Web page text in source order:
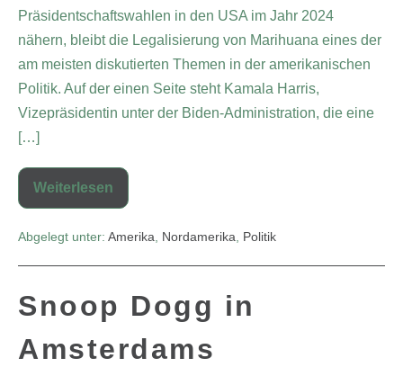
Präsidentschaftswahlen in den USA im Jahr 2024
nähern, bleibt die Legalisierung von Marihuana eines der
am meisten diskutierten Themen in der amerikanischen
Politik. Auf der einen Seite steht Kamala Harris,
Vizepräsidentin unter der Biden-Administration, die eine
[…]
Weiterlesen
Abgelegt unter: Amerika Nordamerika Politik
Snoop Dogg in
Amsterdams